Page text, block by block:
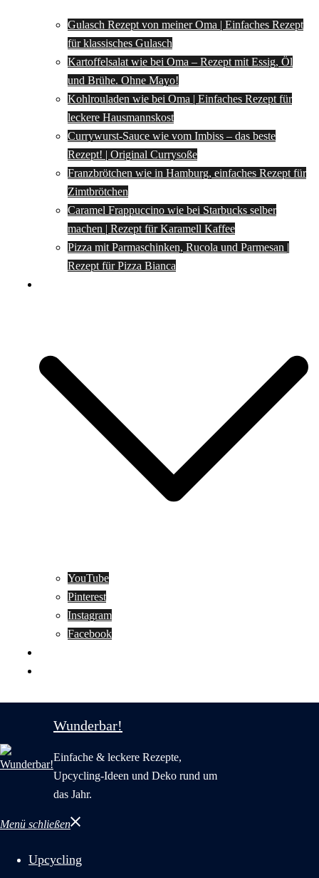
Gulasch Rezept von meiner Oma | Einfaches Rezept
für klassisches Gulasch
Kartoffelsalat wie bei Oma – Rezept mit Essig, Öl
und Brühe. Ohne Mayo!
Kohlrouladen wie bei Oma | Einfaches Rezept für
leckere Hausmannskost
Currywurst-Sauce wie vom Imbiss – das beste
Rezept! | Original Currysoße
Franzbrötchen wie in Hamburg, einfaches Rezept für
Zimtbrötchen
Caramel Frappuccino wie bei Starbucks selber
machen | Rezept für Karamell Kaffee
Pizza mit Parmaschinken, Rucola und Parmesan |
Rezept für Pizza Bianca
YouTube
Pinterest
Instagram
Facebook
Wunderbar!
Einfache & leckere Rezepte,
Upcycling-Ideen und Deko rund um
das Jahr.
Menü schließen
Upcycling